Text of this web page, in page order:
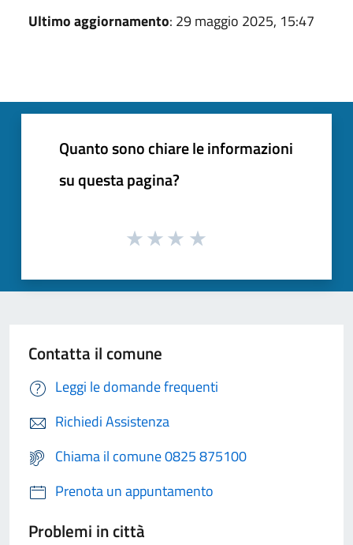
Ultimo aggiornamento: 29 maggio 2025, 15:47
Quanto sono chiare le informazioni
su questa pagina?
Contatta il comune
Leggi le domande frequenti
Richiedi Assistenza
Chiama il comune 0825 875100
Prenota un appuntamento
Problemi in città